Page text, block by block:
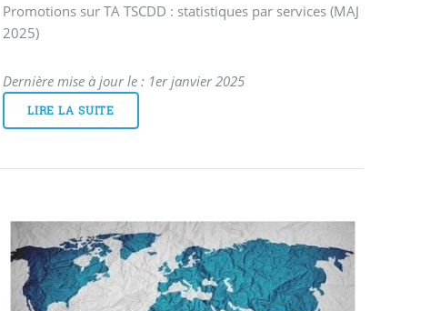
Promotions sur TA TSCDD : statistiques par services (MAJ
2025)
Dernière mise à jour le : 1er janvier 2025
LIRE LA SUITE